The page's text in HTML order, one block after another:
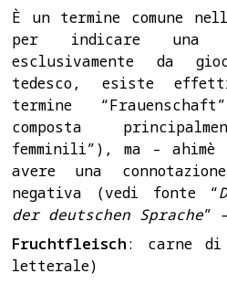
È un termine comune
per indicare una
esclusivamente da
tedesco, esiste
termine
composta
femminili”), ma –
avere una
negativa (vedi fonte “
der deutschen Sprache”
Fruchtfleisch: carne di
letterale)